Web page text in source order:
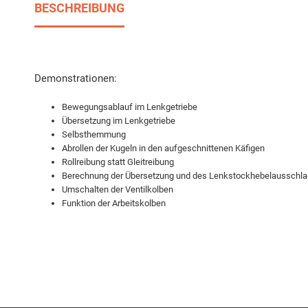
BESCHREIBUNG
Demonstrationen:
Bewegungsablauf im Lenkgetriebe
Übersetzung im Lenkgetriebe
Selbsthemmung
Abrollen der Kugeln in den aufgeschnittenen Käfigen
Rollreibung statt Gleitreibung
Berechnung der Übersetzung und des
Umschalten der Ventilkolben
Funktion der Arbeitskolben